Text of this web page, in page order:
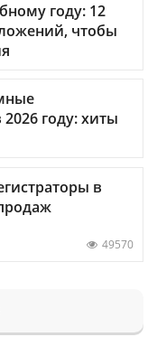
году: 12
чтобы
году: хиты
в
49570